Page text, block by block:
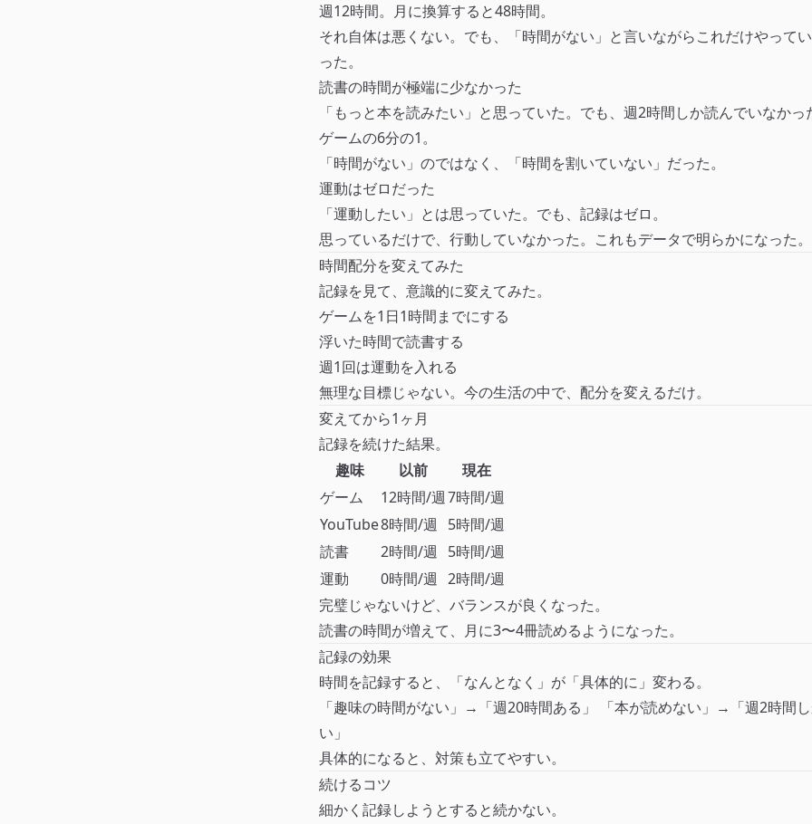
週12時間。月に換算すると48時間。
それ自体は悪くない。でも、「時間がない」と言いながらこれだけやって
った。
読書の時間が極端に少なかった
「もっと本を読みたい」と思っていた。でも、週2時間しか読んでいなかっ
ゲームの6分の1。
「時間がない」のではなく、「時間を割いていない」だった。
運動はゼロだった
「運動したい」とは思っていた。でも、記録はゼロ。
思っているだけで、行動していなかった。これもデータで明らかになった。
時間配分を変えてみた
記録を見て、意識的に変えてみた。
ゲームを1日1時間までにする
浮いた時間で読書する
週1回は運動を入れる
無理な目標じゃない。今の生活の中で、配分を変えるだけ。
変えてから1ヶ月
記録を続けた結果。
趣味
以前
現在
ゲーム
12時間/週7時間/週
YouTube8時間/週
5時間/週
読書
2時間/週
5時間/週
運動
0時間/週 2時間/週
完璧じゃないけど、バランスが良くなった。
読書の時間が増えて、月に3〜4冊読めるようになった。
記録の効果
時間を記録すると、「なんとなく」が「具体的に」変わる。
「趣味の時間がない」→「週20時間ある」 「本が読めない」→「週2時間
い」
具体的になると、対策も立てやすい。
続けるコツ
細かく記録しようとすると続かない。